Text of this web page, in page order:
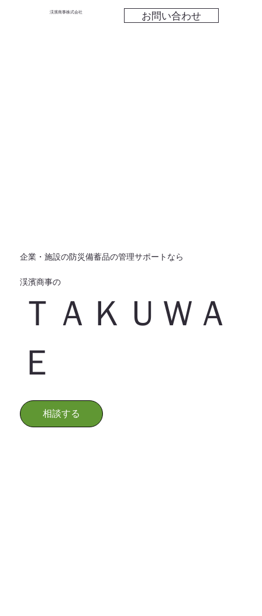
渓濱商事株式会社 お問い合わせ
​企業・施設の防災備蓄品の管理サポートなら
渓濱商事の
ＴＡＫＵＷＡ
Ｅ
相談する